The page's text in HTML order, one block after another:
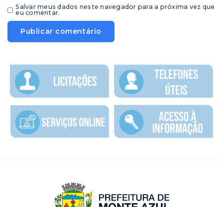
Salvar meus dados neste navegador para a próxima vez que
eu comentar.